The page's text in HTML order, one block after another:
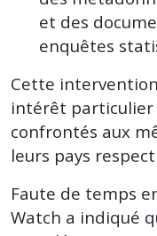
et des
enquêtes
Cette
intérêt
confrontés aux
leurs pays
Faute de temps
Watch a indiqué